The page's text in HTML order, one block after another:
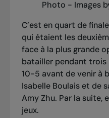
Photo - Images
C’est en quart de
qui étaient les
face à la plus grande
batailler pendant
10-5 avant de venir à
Isabelle Boulais et de
Amy Zhu. Par la suite,
jeux.